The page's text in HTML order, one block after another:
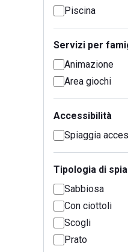
Piscina
Servizi per
Animazione
Area giochi
Accessibilità
Spiaggia
Tipologia di
Sabbiosa
Con ciottoli
Scogli
Prato